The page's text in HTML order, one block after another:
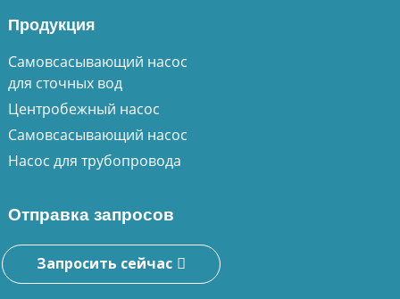
Продукция
Самовсасывающий насос
для сточных вод
Центробежный насос
Самовсасывающий насос
Насос для трубопровода
Отправка запросов
Запросить сейчас